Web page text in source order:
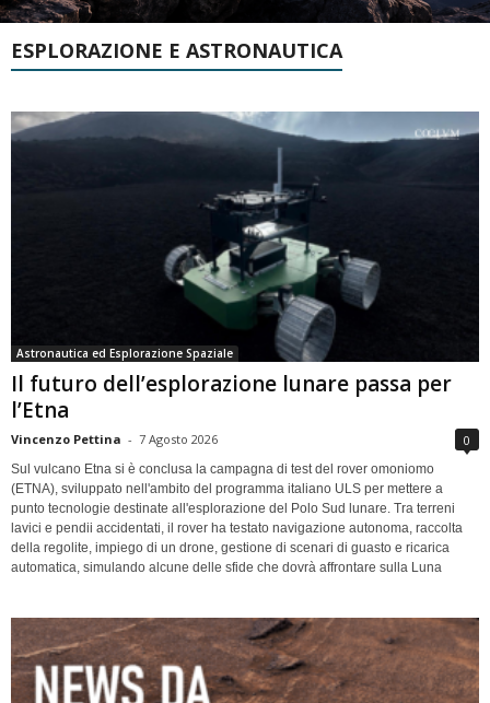
ESPLORAZIONE E ASTRONAUTICA
Astronautica ed Esplorazione Spaziale
Il futuro dell’esplorazione lunare passa per
l’Etna
Vincenzo Pettina - 7 Agosto 2026 0
Sul vulcano Etna si è conclusa la campagna di test del rover omoniomo
(ETNA), sviluppato nell'ambito del programma italiano ULS per mettere a
punto tecnologie destinate all'esplorazione del Polo Sud lunare. Tra terreni
lavici e pendii accidentati, il rover ha testato navigazione autonoma, raccolta
della regolite, impiego di un drone, gestione di scenari di guasto e ricarica
automatica, simulando alcune delle sfide che dovrà affrontare sulla Luna